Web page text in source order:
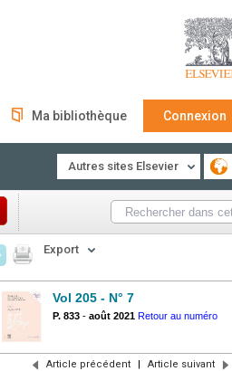
Ma bibliothèque Connexion
Autres sites Elsevier
Export
Vol 205 - N° 7
P. 833 - août 2021 Retour au numéro
Article précédent | Article suivant